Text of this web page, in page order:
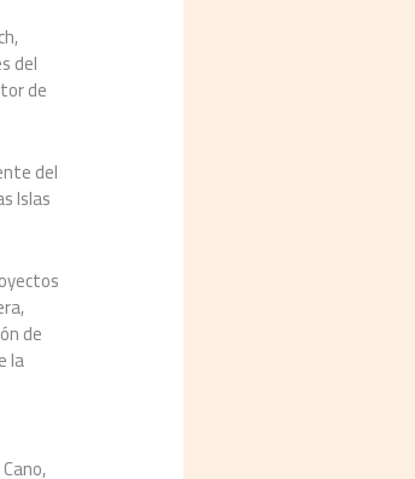
del
de
del
Islas
de
la